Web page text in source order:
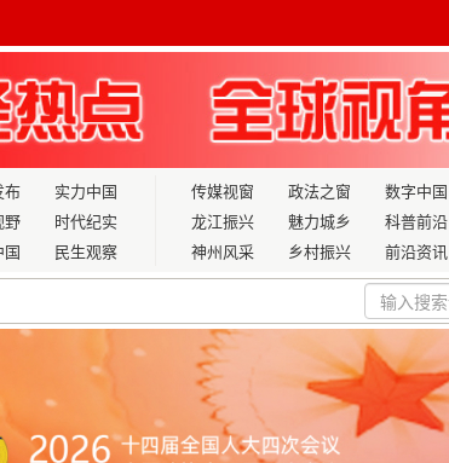
布
实力中国
野
时代纪实
国 民生观察
传媒视窗 政法之窗
数字中国
龙江振兴
魅力城乡
科普前沿
神州风采
乡村振兴 前沿资讯
兵踏上荣耀征程
审查和监察调查
担当——兼论文化产业高质量发展与民生实